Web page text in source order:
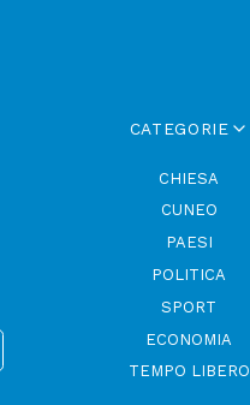
CATEGORIE
CHIESA
CUNEO
PAESI
POLITICA
SPORT
ECONOMIA
TEMPO LIBERO